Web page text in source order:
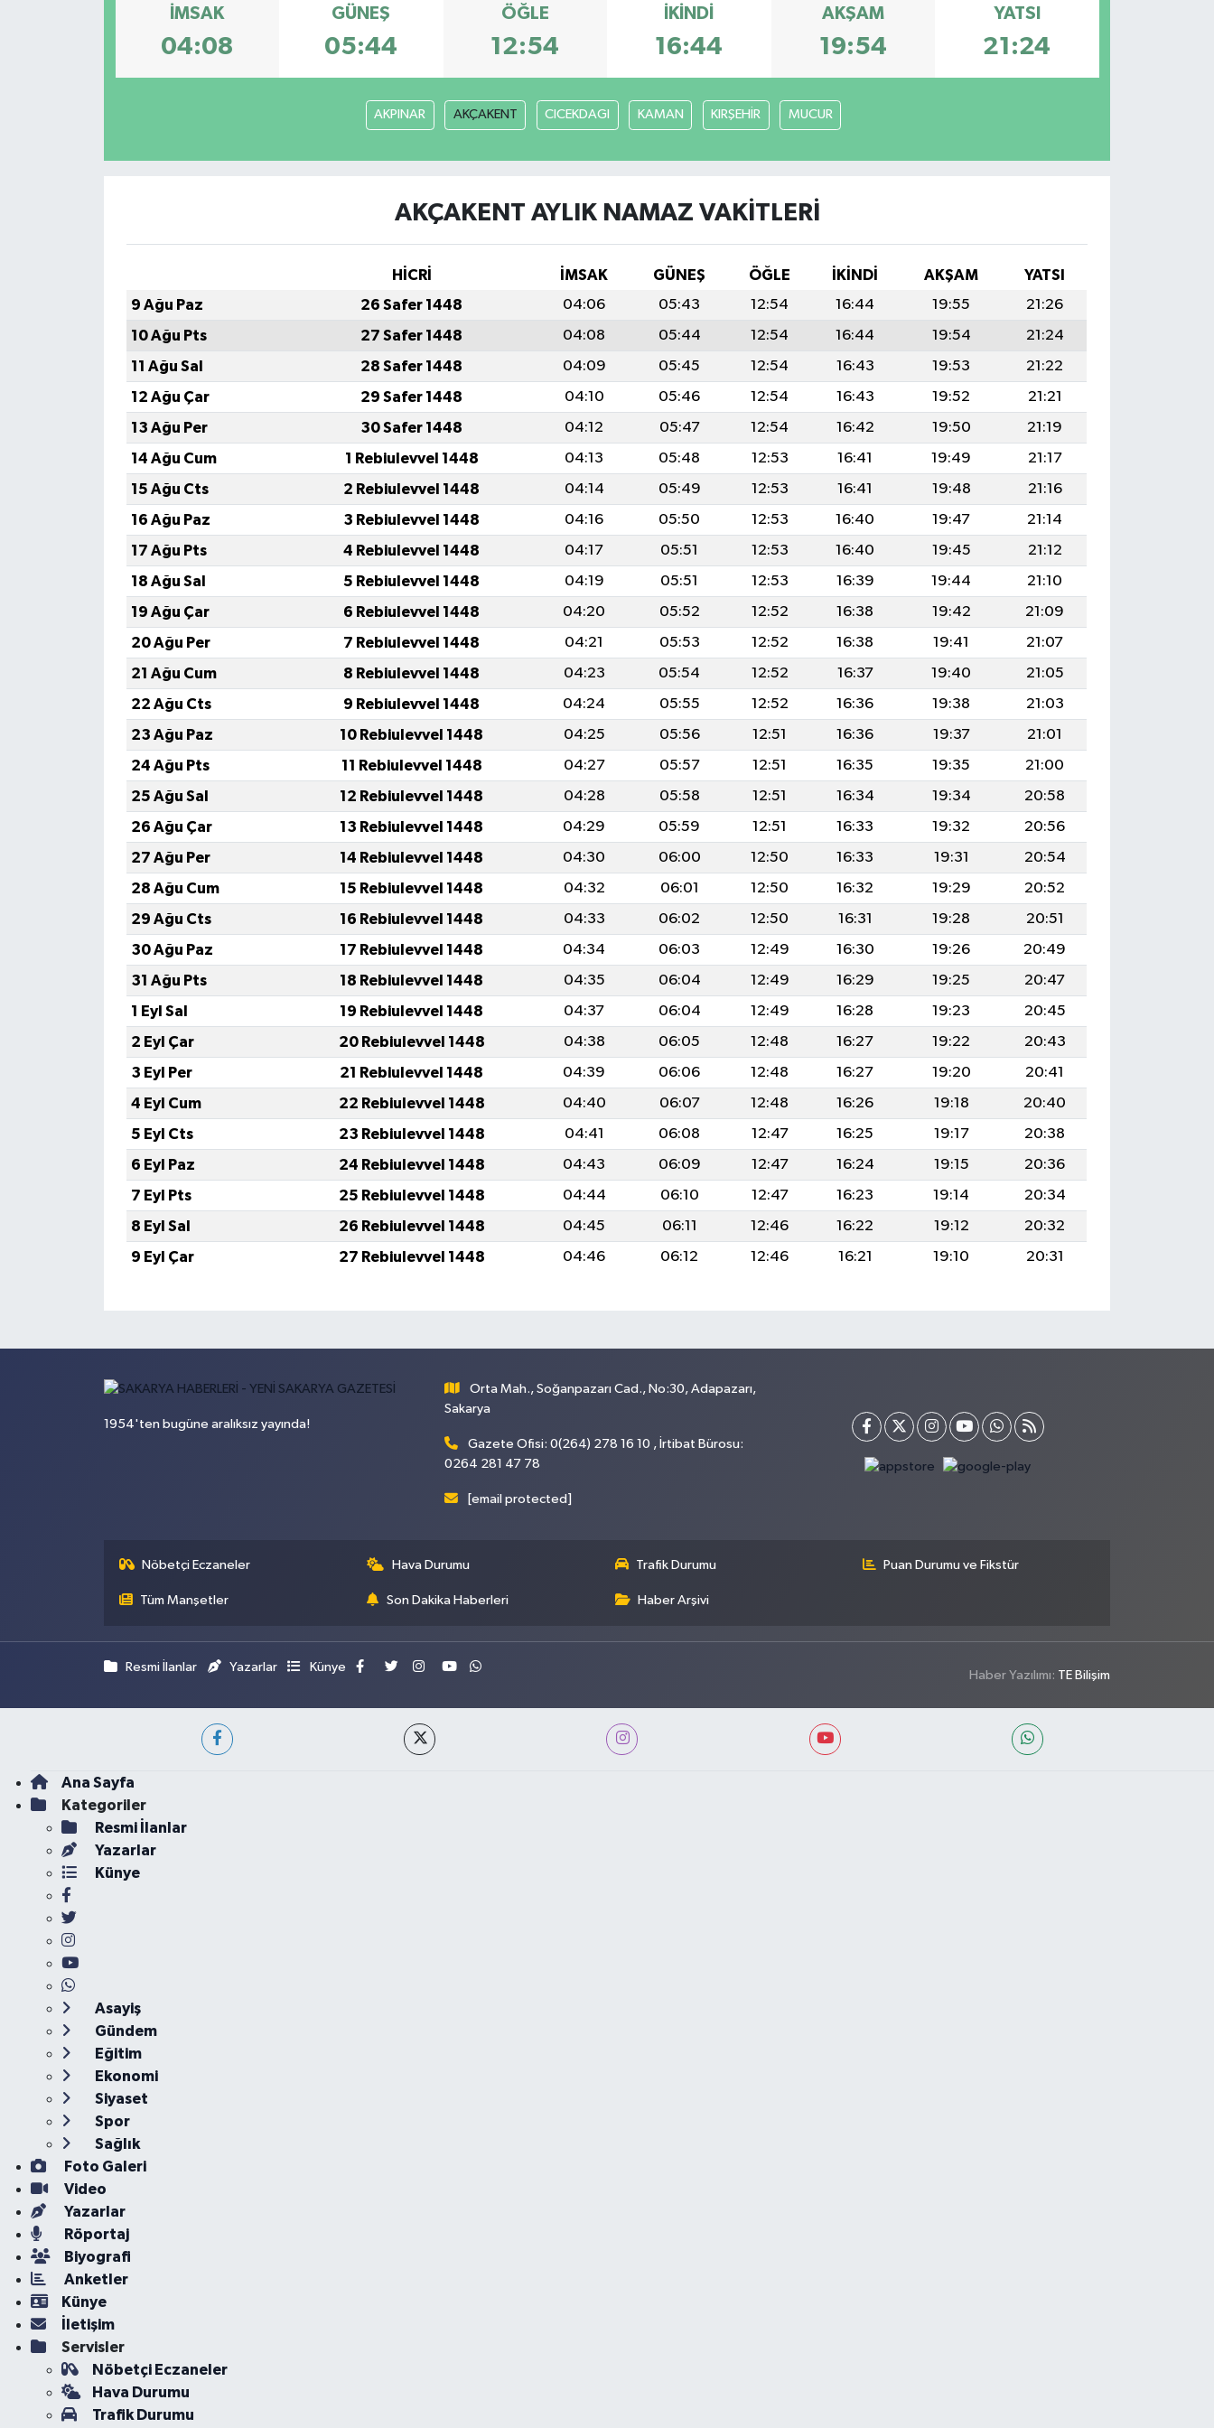
İMSAK
04:08
GÜNEŞ
05:44
ÖĞLE
12:54
İKINDI
16:44
AKŞAM
19:54
YATSI
21:24
AKPINAR AKÇAKENT CICEKDAGI KAMAN KIRŞEHİR MUCUR
AKÇAKENT AYLIK NAMAZ VAKITLERI
HİCRİ İMSAK GÜNEŞ ÖĞLE İKINDI AKŞAM
YATSI
9 Ağu Paz
26 Safer 1448 04:06 05:43 12:54 16:44 19:55
21:26
10 Ağu Pts
27 Safer 1448 04:08 05:44 12:54 16:44 19:54
21:24
11 Ağu Sal
28 Safer 1448 04:09 05:45 12:54 16:43 19:53
21:22
12 Ağu Çar
29 Safer 1448 04:10 05:46 12:54 16:43 19:52
21:21
13 Ağu Per
30 Safer 1448 04:12 05:47 12:54 16:42 19:50
21:19
14 Ağu Cum
1 Rebiulevvel 1448 04:13 05:48 12:53 16:41 19:49
21:17
15 Ağu Cts
2 Rebiulevvel 1448 04:14 05:49 12:53 16:41 19:48
21:16
16 Ağu Paz
3 Rebiulevvel 1448 04:16 05:50 12:53 16:40 19:47
21:14
17 Ağu Pts
4 Rebiulevvel 1448 04:17 05:51 12:53 16:40 19:45
21:12
18 Ağu Sal
5 Rebiulevvel 1448 04:19 05:51 12:53 16:39 19:44
21:10
19 Ağu Çar
6 Rebiulevvel 1448 04:20 05:52 12:52 16:38 19:42
21:09
20 Ağu Per
7 Rebiulevvel 1448 04:21 05:53 12:52 16:38 19:41
21:07
21 Ağu Cum
8 Rebiulevvel 1448 04:23 05:54 12:52 16:37 19:40
21:05
22 Ağu Cts
9 Rebiulevvel 1448 04:24 05:55 12:52 16:36 19:38
21:03
23 Ağu Paz
10 Rebiulevvel 1448 04:25 05:56 12:51 16:36 19:37
21:01
24 Ağu Pts
11 Rebiulevvel 1448 04:27 05:57 12:51 16:35 19:35
21:00
25 Ağu Sal
12 Rebiulevvel 1448 04:28 05:58 12:51 16:34 19:34
20:58
26 Ağu Çar
13 Rebiulevvel 1448 04:29 05:59 12:51 16:33 19:32
20:56
27 Ağu Per
14 Rebiulevvel 1448 04:30 06:00 12:50 16:33 19:31
20:54
28 Ağu Cum
15 Rebiulevvel 1448 04:32 06:01 12:50 16:32 19:29
20:52
29 Ağu Cts
16 Rebiulevvel 1448 04:33 06:02 12:50 16:31 19:28
20:51
30 Ağu Paz
17 Rebiulevvel 1448 04:34 06:03 12:49 16:30 19:26
20:49
31 Ağu Pts
18 Rebiulevvel 1448 04:35 06:04 12:49 16:29 19:25
20:47
1 Eyl Sal
19 Rebiulevvel 1448 04:37 06:04 12:49 16:28 19:23
20:45
2 Eyl Çar
20 Rebiulevvel 1448 04:38 06:05 12:48 16:27 19:22
20:43
3 Eyl Per
21 Rebiulevvel 1448 04:39 06:06 12:48 16:27 19:20
20:41
4 Eyl Cum
22 Rebiulevvel 1448 04:40 06:07 12:48 16:26 19:18
20:40
5 Eyl Cts
23 Rebiulevvel 1448 04:41 06:08 12:47 16:25 19:17
20:38
6 Eyl Paz
24 Rebiulevvel 1448 04:43 06:09 12:47 16:24 19:15
20:36
7 Eyl Pts
25 Rebiulevvel 1448 04:44 06:10 12:47 16:23 19:14
20:34
8 Eyl Sal
26 Rebiulevvel 1448 04:45 06:11 12:46 16:22 19:12
20:32
9 Eyl Çar
27 Rebiulevvel 1448 04:46 06:12 12:46 16:21 19:10 20:31
1954'ten bugüne aralıksız yayında!
Orta Mah., Soğanpazarı Cad., No:30, Adapazarı,
Sakarya
Gazete Ofisi: 0(264) 278 16 10 , İrtibat Bürosu:
0264 281 47 78
[email protected]
Nöbetçi Eczaneler Hava Durumu Trafik Durumu Puan Durumu ve Fikstür
Tüm Manşetler Son Dakika Haberleri Haber Arşivi
Resmi İlanlar Yazarlar Künye
Haber Yazılımı: TE Bilişim
Ana Sayfa
Kategoriler
Resmi İlanlar
Yazarlar
Künye
Asayiş
Gündem
Eğitim
Ekonomi
Siyaset
Spor
Sağlık
Foto Galeri
Video
Yazarlar
Röportaj
Biyografi
Anketler
Künye
İletişim
Servisler
Nöbetçi Eczaneler
Hava Durumu
Trafik Durumu